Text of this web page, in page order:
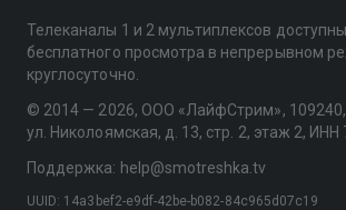
Телеканалы 1 и 2 мультиплексов
бесплатного просмотра в непрерывном
круглосуточно.
© 2014 — 2026, ООО «ЛайфСтрим», 109240,
ул. Николоямская, д. 13, стр. 2, этаж 2, ИНН
Поддержка: help@smotreshka.tv
UUID: 14a3bef2-e9df-42be-b082-84c965d07c19